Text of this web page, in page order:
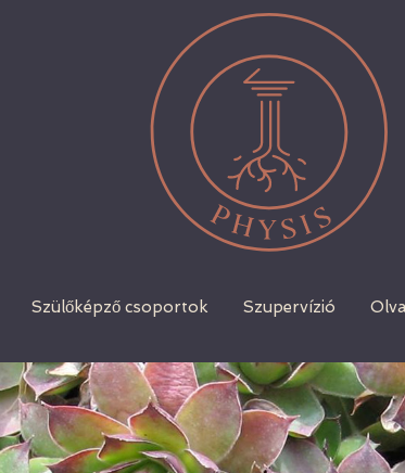
Szülőképző csoportok Szupervízió